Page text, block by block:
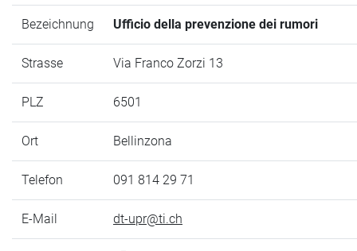
Bezeichnung Ufficio della prevenzione dei rumori
Strasse Via Franco Zorzi 13
PLZ 6501
Ort Bellinzona
Telefon 091 814 29 71
E-Mail dt-upr@ti.ch